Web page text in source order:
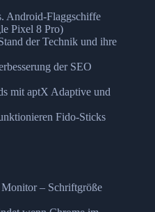
Android-Flaggschiffe
Pixel 8 Pro)
der Technik und ihre
der SEO
mit aptX Adaptive und
Fido-Sticks
– Schriftgröße